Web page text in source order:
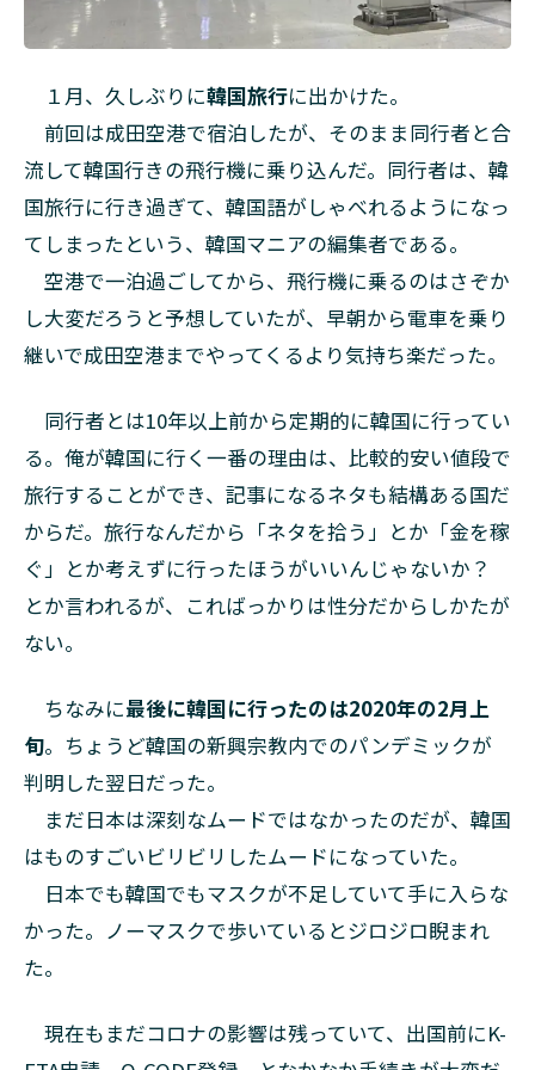
は
め
た
韓
国
で
3
●●
の匂
いの
記憶
肉の
迷宮
「馬
場畜
産物
場」
5
バラ
てを
食お
う！
6
文・村田らむ
Twitter：
@rumrumrumrum
１月、久しぶりに韓国旅行に出かけた。
前回は成田空港で宿泊したが、そのまま同行者と合
流して韓国行きの飛行機に乗り込んだ。同行者は、韓
国旅行に行き過ぎて、韓国語がしゃべれるようになっ
てしまったという、韓国マニアの編集者である。
空港で一泊過ごしてから、飛行機に乗るのはさぞか
し大変だろうと予想していたが、早朝から電車を乗り
継いで成田空港までやってくるより気持ち楽だった。
同行者とは10年以上前から定期的に韓国に行ってい
る。俺が韓国に行く一番の理由は、比較的安い値段で
旅行することができ、記事になるネタも結構ある国だ
からだ。旅行なんだから「ネタを拾う」とか「金を稼
ぐ」とか考えずに行ったほうがいいんじゃないか？
とか言われるが、こればっかりは性分だからしかたが
ない。
ちなみに最後に韓国に行ったのは2020年の2月上
旬。ちょうど韓国の新興宗教内でのパンデミックが
判明した翌日だった。
まだ日本は深刻なムードではなかったのだが、韓国
はものすごいビリビリしたムードになっていた。
日本でも韓国でもマスクが不足していて手に入らな
かった。ノーマスクで歩いているとジロジロ睨まれ
た。
現在もまだコロナの影響は残っていて、出国前にK-